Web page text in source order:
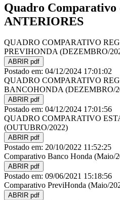
Quadro Comparativo
ANTERIORES
QUADRO COMPARATIVO
PREVIHONDA (DEZEMBRO/
ABRIR pdf
Postado em: 04/12/2024 17:01:02
QUADRO COMPARATIVO
BANCOHONDA (DEZEMBRO/
ABRIR pdf
Postado em: 04/12/2024 17:01:56
QUADRO COMPARATIVO
(OUTUBRO/2022)
ABRIR pdf
Postado em: 20/10/2022 11:52:25
Comparativo Banco Honda (Maio/
ABRIR pdf
Postado em: 09/06/2021 15:18:56
Comparativo PreviHonda (Maio/
ABRIR pdf